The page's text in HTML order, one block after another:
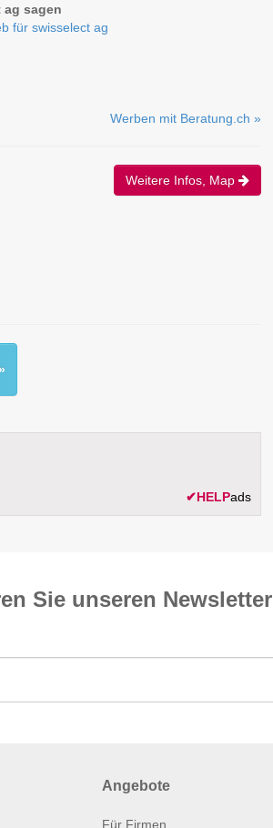
ag sagen
für swisselect ag
Werben mit Beratung.ch »
Weitere Infos, Map
✔HELPads
Sie unseren News­letter
Angebote
Für Firmen